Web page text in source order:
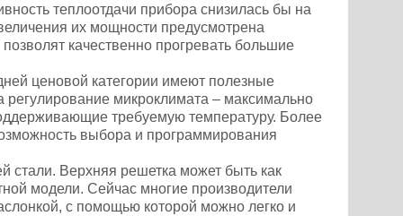
теплоотдачи прибора снизилась бы на
их мощности предусмотрена
качественно прогревать большие
ценовой категории имеют полезные
микроклимата – максимально
требуемую температуру. Более
выбора и программирования
стали. Верхняя решетка может быть как
модели. Сейчас многие производители
с помощью которой можно легко и